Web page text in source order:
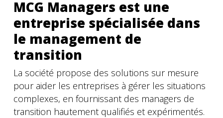
MCG Managers est une
entreprise spécialisée dans
le management de
transition
La société propose des solutions sur mesure
pour aider les entreprises à gérer les situations
complexes, en fournissant des managers de
transition hautement qualifiés et expérimentés.